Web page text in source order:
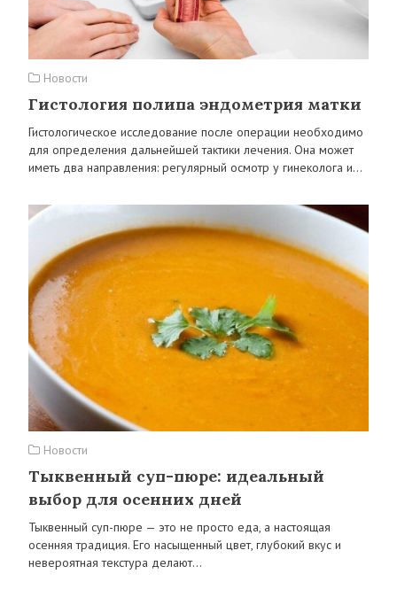
Новости
Гистология полипа эндометрия матки
Гистологическое исследование после операции необходимо
для определения дальнейшей тактики лечения. Она может
иметь два направления: регулярный осмотр у гинеколога и…
Новости
Тыквенный суп-пюре: идеальный
выбор для осенних дней
Тыквенный суп-пюре — это не просто еда, а настоящая
осенняя традиция. Его насыщенный цвет, глубокий вкус и
невероятная текстура делают…